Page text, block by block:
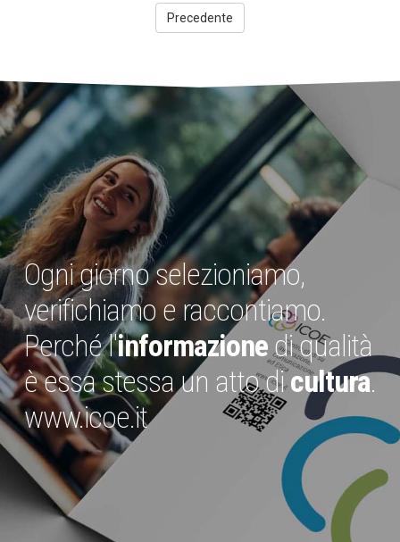
Precedente
Ogni giorno selezioniamo,
verifichiamo e raccontiamo.
Perché l'informazionedi qualità
è essa stessa un atto dicultura.
www.icoe.it